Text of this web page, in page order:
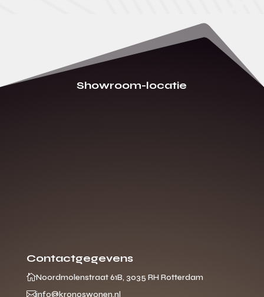
Showroom-locatie
Contactgegevens
Noordmolenstraat 61B, 3035 RH Rotterdam
info@kronoswonen.nl